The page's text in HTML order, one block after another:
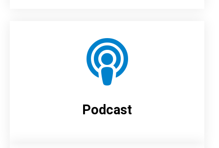
Podcast